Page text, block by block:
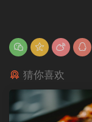
猜你喜欢